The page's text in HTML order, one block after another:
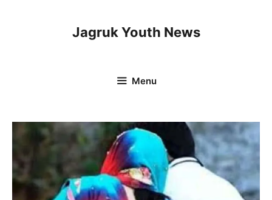
Jagruk Youth News
Menu